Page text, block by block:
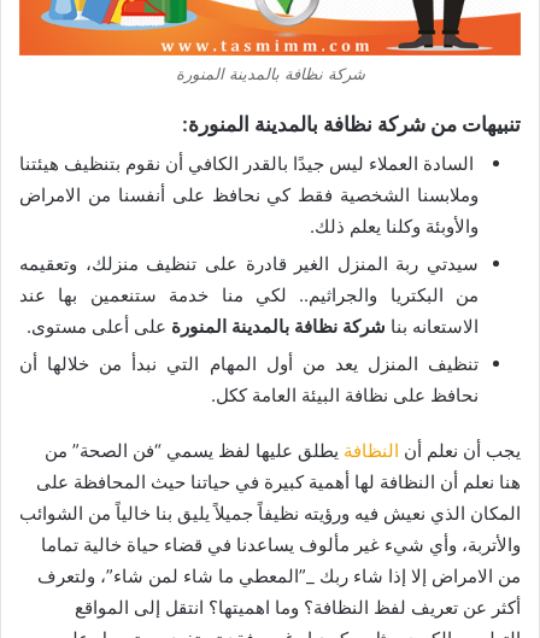
شركة نظافة بالمدينة المنورة
تنبيهات من شركة نظافة بالمدينة المنورة:
السادة العملاء ليس جيدًا بالقدر الكافي أن نقوم بتنظيف هيئتنا
وملابسنا الشخصية فقط كي نحافظ على أنفسنا من الامراض
والأوبئة وكلنا يعلم ذلك.
سيدتي ربة المنزل الغير قادرة على تنظيف منزلك، وتعقيمه
من البكتريا والجراثيم.. لكي منا خدمة ستنعمين بها عند
الاستعانه بنا شركة نظافة بالمدينة المنورة على أعلى مستوى.
تنظيف المنزل يعد من أول المهام التي نبدأ من خلالها أن
نحافظ على نظافة البيئة العامة ككل.
يجب أن نعلم أن النظافة يطلق عليها لفظ يسمي “فن الصحة” من
هنا نعلم أن النظافة لها أهمية كبيرة في حياتنا حيث المحافظة على
المكان الذي نعيش فيه ورؤيته نظيفاً جميلاً يليق بنا خالياً من الشوائب
والأتربة، وأي شيء غير مألوف يساعدنا في قضاء حياة خالية تماما
من الامراض إلا إذا شاء ربك _”المعطي ما شاء لمن شاء”، ولتعرف
أكثر عن تعريف لفظ النظافة؟ وما اهميتها؟ انتقل إلى المواقع